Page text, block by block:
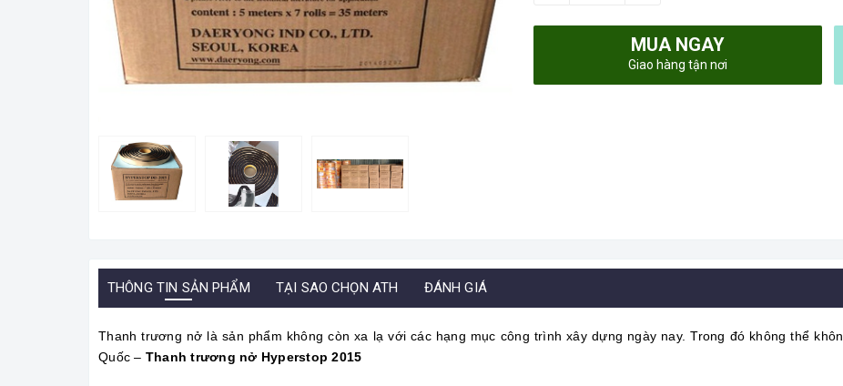
MUA NGAY
Giao hàng tận nơi
THÔNG TIN SẢN PHẨM TẠI SAO CHỌN ATH ĐÁNH GIÁ
Thanh trương nở là sản phẩm không còn xa lạ với các hạng mục công trình xây dựng ngày nay. Trong đó không thể
Quốc – Thanh trương nở Hyperstop 2015